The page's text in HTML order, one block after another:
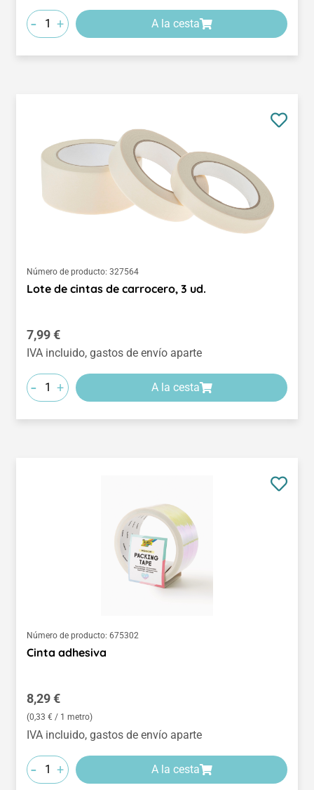
- + A la cesta
Número de producto: 327564
Lote de cintas de carrocero, 3 ud.
Precio normal:
7,99 €
IVA incluido, gastos de envío aparte
- + A la cesta
Número de producto: 675302
Cinta adhesiva
Precio normal:
8,29 €
(0,33 € / 1 metro)
IVA incluido, gastos de envío aparte
- + A la cesta